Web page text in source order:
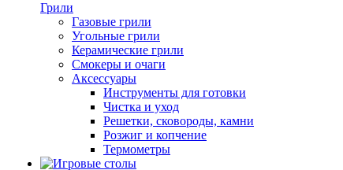
Грили
Газовые грили
Угольные грили
Керамические грили
Смокеры и очаги
Аксессуары
Инструменты для готовки
Чистка и уход
Решетки, сковороды, камни
Розжиг и копчение
Термометры